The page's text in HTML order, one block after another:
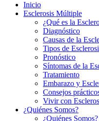
Inicio
Esclerosis Múltiple
¿Qué es la
Diagnóstico
Causas de la
Tipos de
Pronóstico
Síntomas de la
Tratamiento
Embarazo y
Consejos
Vivir con
¿Quiénes Somos?
¿Quiénes Somos?